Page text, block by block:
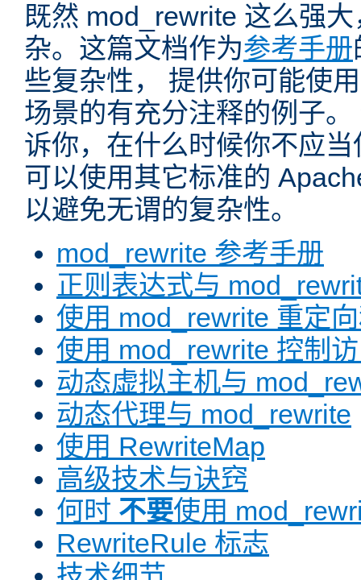
既然 mod_rewrite 这么强
杂。这篇文档作为参考手册
些复杂性， 提供你可能使
场景的有充分注释的例子
诉你，在什么时候你不应
可以使用其它标准的
以避免无谓的复杂性。
mod_rewrite 参考手册
正则表达式与
使用 mod_rewrite 重定
使用 mod_rewrite 控制
动态虚拟主机与
动态代理与 mod_rewrite
使用 RewriteMap
高级技术与诀窍
何时 不要使用
RewriteRule 标志